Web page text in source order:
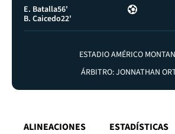
E. Batalla56'
B. Caicedo22'
ESTADIO AMÉRICO
ÁRBITRO: JONNATHAN
ALINEACIONES ESTADÍSTICAS